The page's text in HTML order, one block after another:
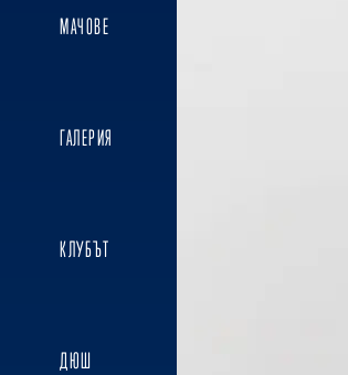
МАЧОВЕ
ГАЛЕРИЯ
КЛУБЪТ
ДЮШ